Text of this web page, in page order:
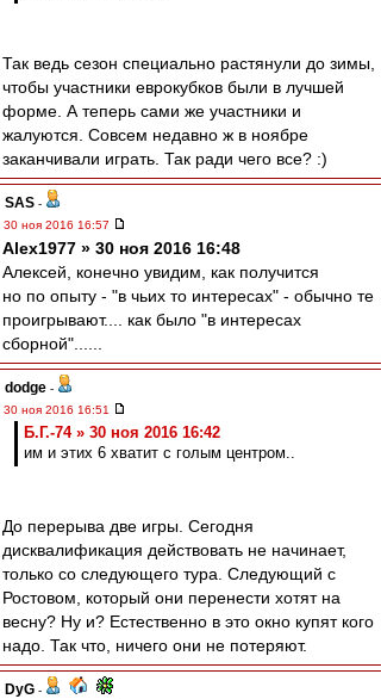
Так ведь сезон специально растянули до зимы,
чтобы участники еврокубков были в лучшей
форме. А теперь сами же участники и
жалуются. Совсем недавно ж в ноябре
заканчивали играть. Так ради чего все? :)
SAS -
30 ноя 2016 16:57
Alex1977 » 30 ноя 2016 16:48
Алексей, конечно увидим, как получится
но по опыту - "в чьих то интересах" - обычно те
проигрывают.... как было "в интересах
сборной"......
dodge -
30 ноя 2016 16:51
Б.Г.-74 » 30 ноя 2016 16:42
им и этих 6 хватит с голым центром..
До перерыва две игры. Сегодня
дисквалификация действовать не начинает,
только со следующего тура. Следующий с
Ростовом, который они перенести хотят на
весну? Ну и? Естественно в это окно купят кого
надо. Так что, ничего они не потеряют.
DyG -